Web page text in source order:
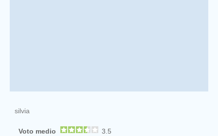
silvia
Voto medio
3.5